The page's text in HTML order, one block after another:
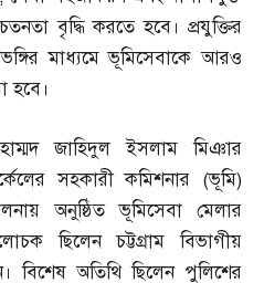
বৃদ্ধি করতে হবে। প্রযুক্তির
মাধ্যমে ভূমিসেবাকে আরও
হবে।
জাহিদুল ইসলাম মিঞার
সহকারী কমিশনার (ভূমি)
অনুষ্ঠিত ভূমিসেবা মেলার
ছিলেন চট্টগ্রাম বিভাগীয়
বিশেষ অতিথি ছিলেন পুলিশের